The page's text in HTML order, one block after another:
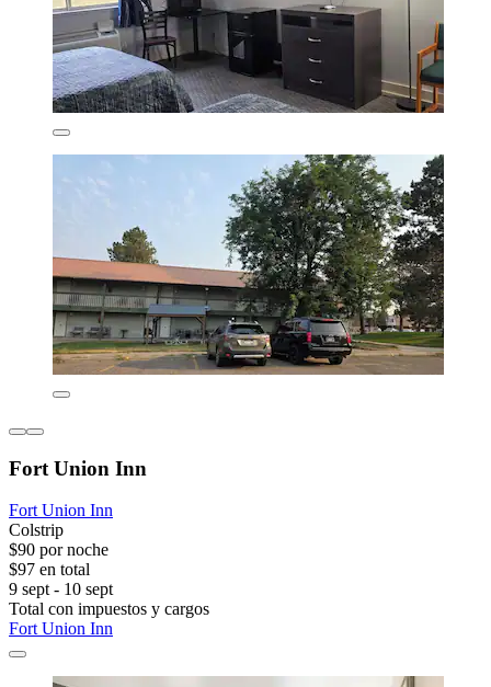
Fort Union Inn
Fort Union Inn
Colstrip
$90 por noche
$97 en total
9 sept - 10 sept
Total con impuestos y cargos
Fort Union Inn